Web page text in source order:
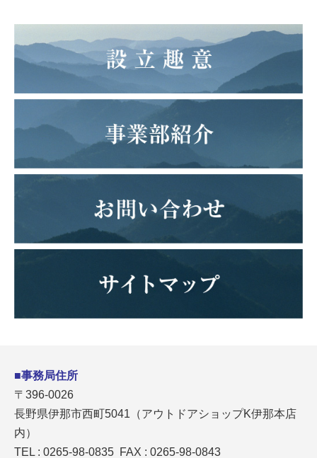
■事務局住所
〒396-0026
長野県伊那市西町5041（アウトドアショップK伊那本店
内）
TEL : 0265-98-0835 FAX : 0265-98-0843